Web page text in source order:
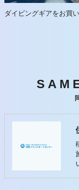
ダイビングギアをお買